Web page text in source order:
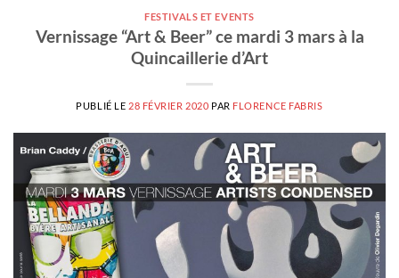
FESTIVALS ET EVENTS
Vernissage “Art & Beer” ce mardi 3 mars à la
Quincaillerie d’Art
PUBLIÉ LE 28 FÉVRIER 2020 PAR FLORENCE FABRIS